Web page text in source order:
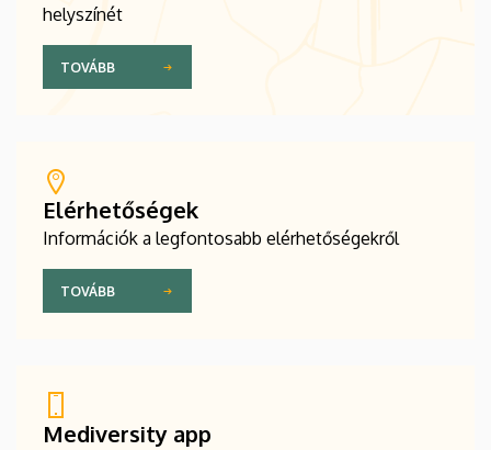
helyszínét
TOVÁBB
Elérhetőségek
Információk a legfontosabb elérhetőségekről
TOVÁBB
Mediversity app